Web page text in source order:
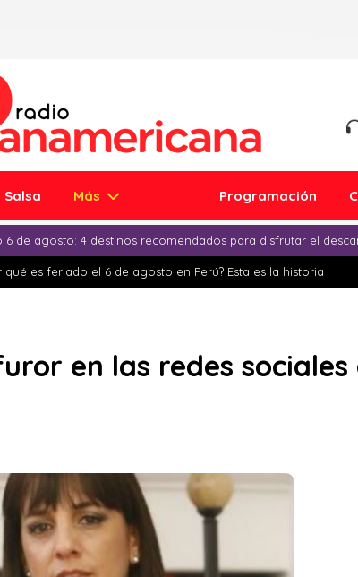
Salsa Más Programación
6 de agosto: 4 destinos recomendados para disfrutar el
qué es feriado el 6 de agosto en Perú? Esta es la historia
en las redes